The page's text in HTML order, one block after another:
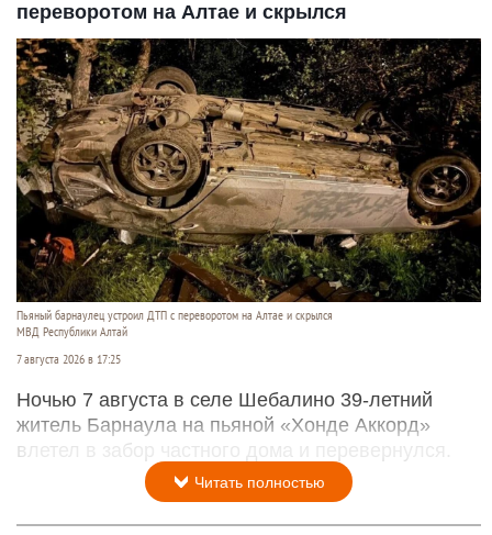
переворотом на Алтае и скрылся
Пьяный барнаулец устроил ДТП с переворотом на Алтае и скрылся
МВД Республики Алтай
7 августа 2026 в 17:25
Ночью 7 августа в селе Шебалино 39-летний
житель Барнаула на пьяной «Хонде Аккорд»
влетел в забор частного дома и перевернулся.
Читать полностью